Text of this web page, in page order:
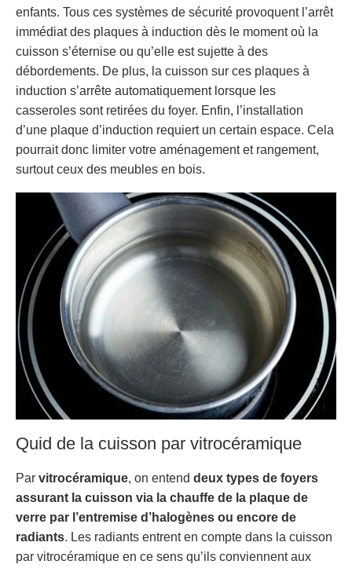
enfants. Tous ces systèmes de sécurité provoquent l’arrêt
immédiat des plaques à induction dès le moment où la
cuisson s’éternise ou qu’elle est sujette à des
débordements. De plus, la cuisson sur ces plaques à
induction s’arrête automatiquement lorsque les
casseroles sont retirées du foyer. Enfin, l’installation
d’une plaque d’induction requiert un certain espace. Cela
pourrait donc limiter votre aménagement et rangement,
surtout ceux des meubles en bois.
Quid de la cuisson par vitrocéramique
Par vitrocéramique, on entend deux types de foyers
assurant la cuisson via la chauffe de la plaque de
verre par l’entremise d’halogènes ou encore de
radiants. Les radiants entrent en compte dans la cuisson
par vitrocéramique en ce sens qu’ils conviennent aux